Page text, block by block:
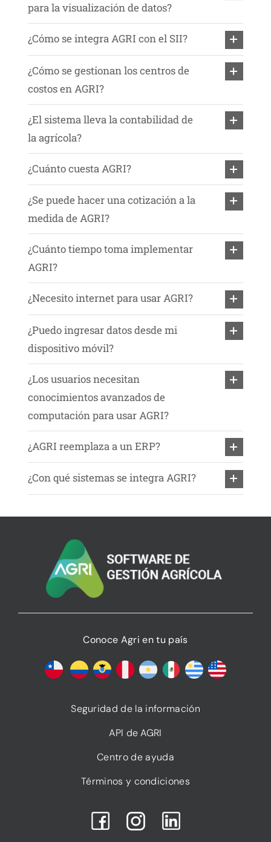
para la visualización de datos?
¿Cómo se integra AGRI con el SII?
¿Cómo se gestionan los centros de
costos en AGRI?
¿El sistema lleva la contabilidad de
la agrícola?
¿Cuánto cuesta AGRI?
¿Se puede hacer una cotización a la
medida de AGRI?
¿Cuánto tiempo toma implementar
AGRI?
¿Necesito internet para usar AGRI?
¿Puedo ingresar datos desde mi
dispositivo móvil?
¿Los usuarios necesitan
conocimientos avanzados de
computación para usar AGRI?
¿AGRI reemplaza a un ERP?
¿Con qué sistemas se integra AGRI?
Conoce Agri en tu país
Seguridad de la información
API de AGRI
Centro de ayuda
Términos y condiciones